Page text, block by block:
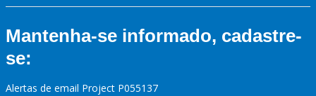
Mantenha-se informado, cadastre-
se:
Alertas de email Project P055137